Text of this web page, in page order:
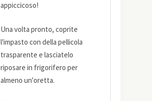
appiccicoso!
Una volta pronto, coprite
l'impasto con della pellicola
trasparente e lasciatelo
riposare in frigorifero per
almeno un'oretta.